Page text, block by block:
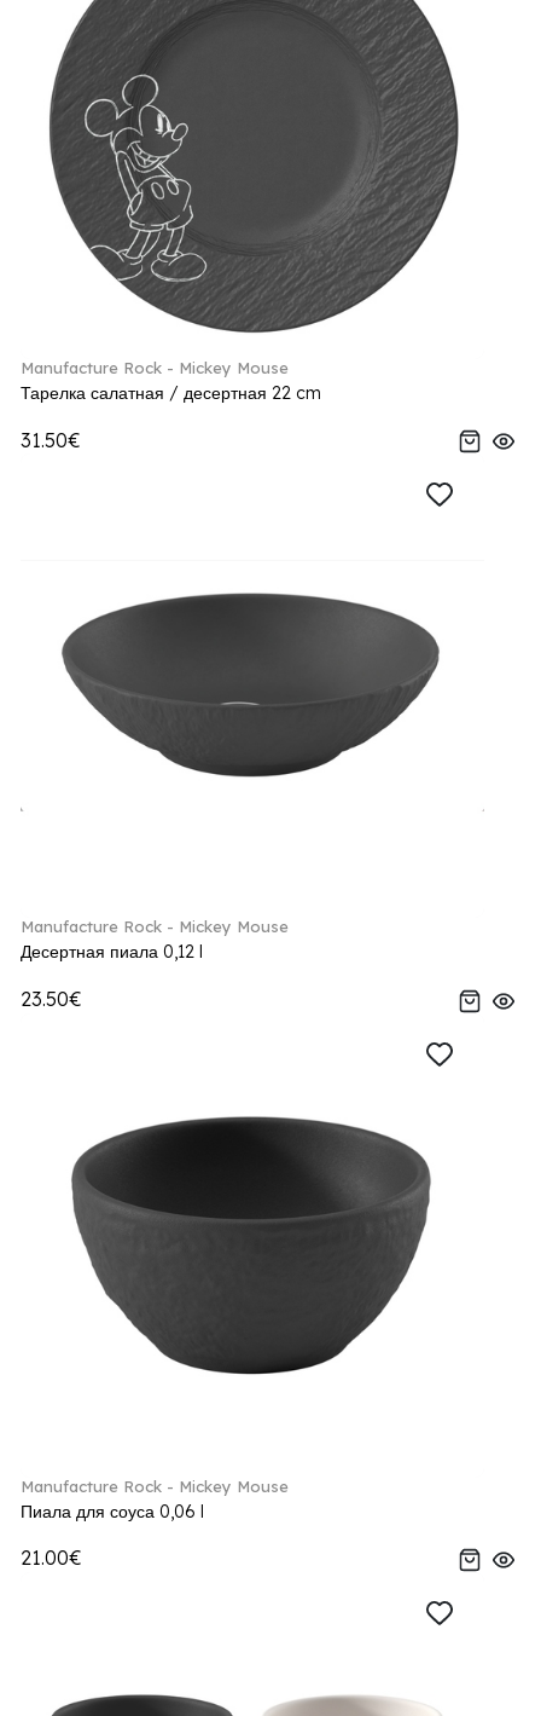
Manufacture Rock - Mickey Mouse
Тарелка салатная / десертная 22 cm
31.50€
Manufacture Rock - Mickey Mouse
Десертная пиала 0,12 l
23.50€
Manufacture Rock - Mickey Mouse
Пиала для соуса 0,06 l
21.00€